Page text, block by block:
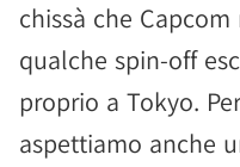
chissà che
qualche spin-off
proprio a Tokyo.
aspettiamo anche